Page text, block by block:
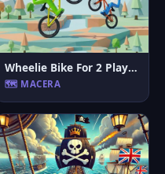
Wheelie Bike For 2 Players
🗺️ MACERA